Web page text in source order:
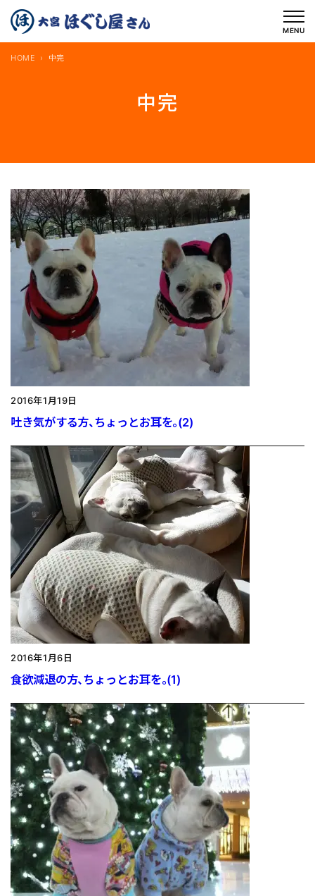
を
MENU
中完
HOME 中完
2016年1月19日
吐き気がする方、ちょっとお耳を。(2)
2016年1月6日
食欲減退の方、ちょっとお耳を。(1)